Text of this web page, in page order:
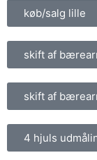
køb/salg lille
skift af
skift af
4 hjuls